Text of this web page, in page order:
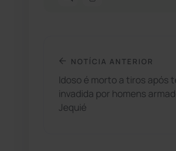
NOTÍCIA ANTERIOR
Idoso é morto a tiros após
invadida por homens
Jequié